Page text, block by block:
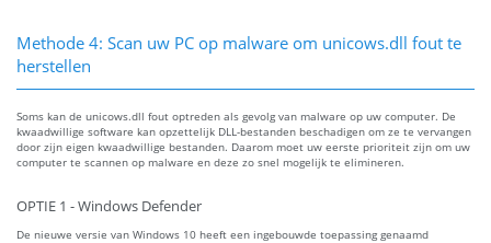
Methode 4: Scan uw PC op malware om unicows.dll fout te
herstellen
Soms kan de unicows.dll fout optreden als gevolg van malware op uw computer. De
kwaadwillige software kan opzettelijk DLL-bestanden beschadigen om ze te vervangen
door zijn eigen kwaadwillige bestanden. Daarom moet uw eerste prioriteit zijn om uw
computer te scannen op malware en deze zo snel mogelijk te elimineren.
OPTIE 1 - Windows Defender
De nieuwe versie van Windows 10 heeft een ingebouwde toepassing genaamd